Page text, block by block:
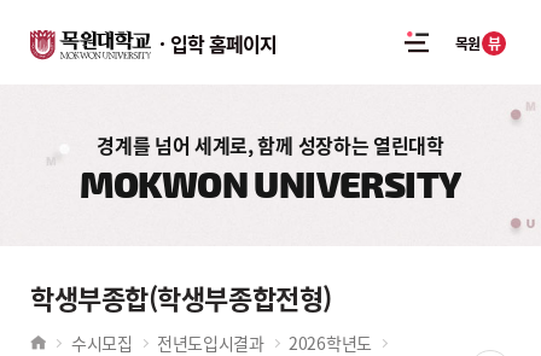
입학 홈페이지 목원 뷰
경계를 넘어 세계로, 함께 성장하는 열린대학
MOKWON UNIVERSITY
학생부종합(학생부종합전형)
수시모집 전년도입시결과
2026학년도